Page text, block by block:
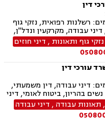
נדל"ן, נזיקין, לשון הרע,
עבודה, דיני חברות, ליווי
קניין רוחני, רשלנות
- רפואת שיניים, משרד
צבאי
דין
רשלנות רפואית, נזקי גוף
דיני עבודה, מקרקעין ונדל"ן,
נזקי גוף, תאונות עבודה,
תביעות ביטוח ונזקי
נוטריון , רשלנות רפואית-
תאונות ספורט, בריאות
, תאונות תלמידים,
רכוש, קבלנות חוזית,
עובדים זרים, זכויות
דיור מוגן, אגודות
מושבים וקיבוצים , ועוד
נזקי גוף ותאונות , דיני חוזים
עורכי דין
דיני עבודה, דין משמעתי,
בהריון, ביטוח לאומי, דיני
דיני פנסיה, צווי מניעה, אזרחי
יוצרים, דיני תאגידים,
, תאונות עבודה , דיני עבודה